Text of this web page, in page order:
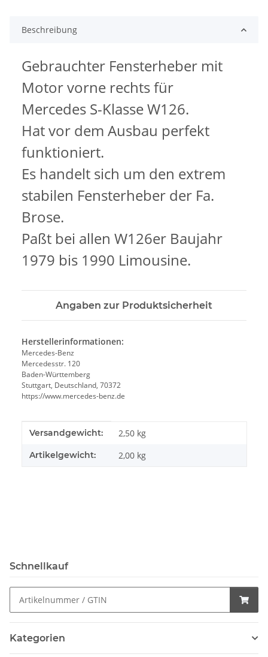
Beschreibung
Gebrauchter Fensterheber mit
Motor vorne rechts für
Mercedes S-Klasse W126.
Hat vor dem Ausbau perfekt
funktioniert.
Es handelt sich um den extrem
stabilen Fensterheber der Fa.
Brose.
Paßt bei allen W126er Baujahr
1979 bis 1990 Limousine.
Angaben zur Produktsicherheit
Herstellerinformationen:
Mercedes-Benz
Mercedesstr. 120
Baden-Württemberg
Stuttgart, Deutschland, 70372
https://www.mercedes-benz.de
Produkteigenschaft
Wert
Versandgewicht: 2,50 kg
Artikelgewicht: 2,00 kg
Schnellkauf
Kategorien